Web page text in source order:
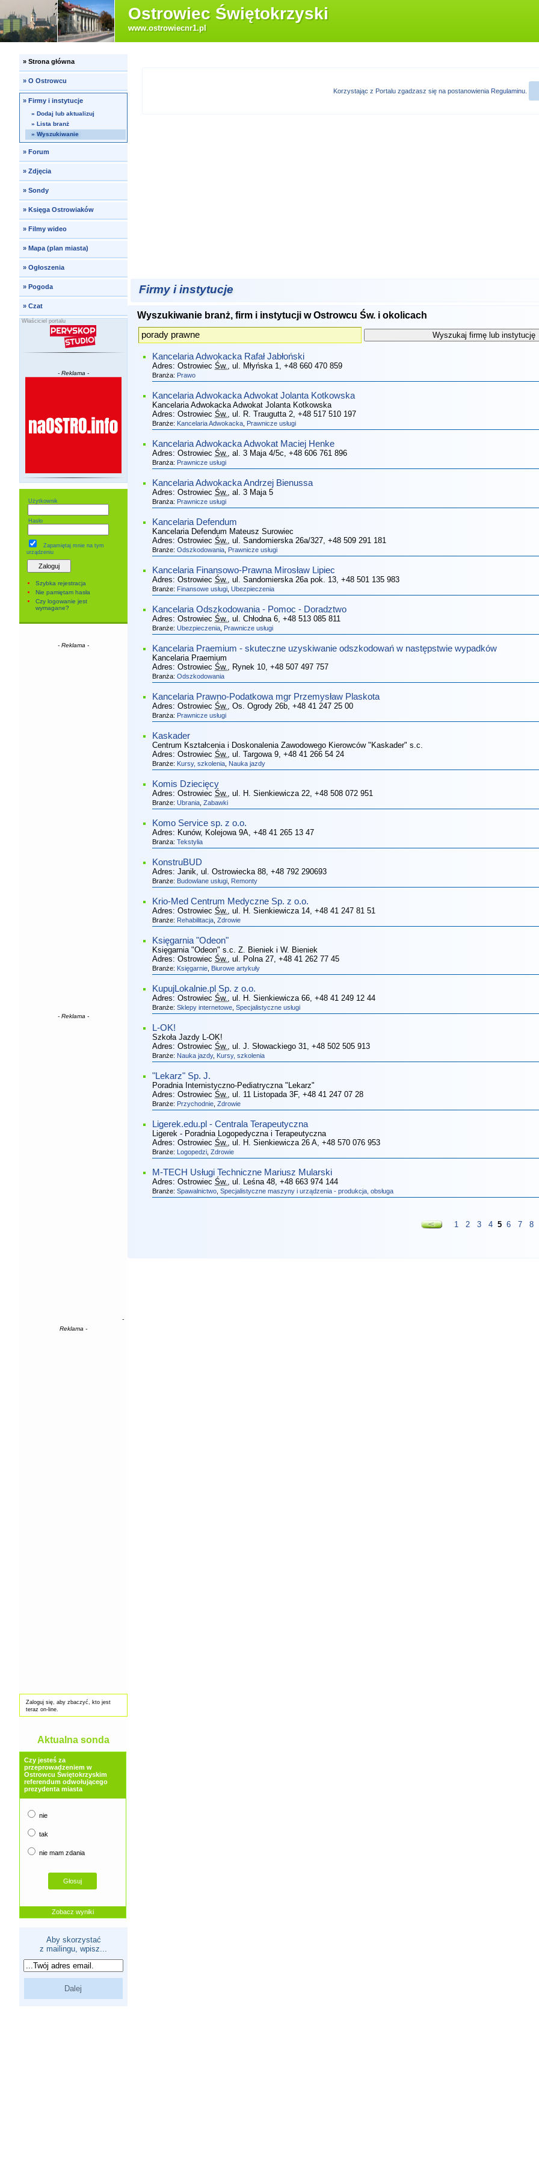
Ostrowiec Świętokrzyski
www.ostrowiecnr1.pl
» Strona główna
» O Ostrowcu
»Firmy i instytucje
» Dodaj lub aktualizuj
» Lista branż
» Wyszukiwanie
» Forum
» Zdjęcia
» Sondy
» Księga Ostrowiaków
» Filmy wideo
» Mapa (plan miasta)
» Ogłoszenia
» Pogoda
» Czat
Właściciel portalu
- Reklama -
Użytkownik
Hasło
Zapamiętaj mniena tym
urządzeniu
Szybka rejestracja
Nie pamiętam hasła
Czy logowanie jest
wymagane?
- Reklama -
- Reklama -
-
Reklama -
Zaloguj się, aby zbaczyć, kto jest
teraz on-line.
Aktualna sonda
Czy jesteś za
przeprowadzeniem w
Ostrowcu Świętokrzyskim
referendum odwołującego
prezydenta miasta
nie
tak
nie mam zdania
Zobacz wyniki
Aby skorzystać
z mailingu, wpisz...
Korzystając z Portalu zgadzasz się na postanowienia Regulaminu
Firmy i instytucje
Wyszukiwanie branż, firm i instytucji w Ostrowcu Św. i okolicach
Kancelaria Adwokacka Rafał Jabłoński
Adres: Ostrowiec Św., ul. Młyńska 1, +48 660 470 859
Branża: Prawo
Kancelaria Adwokacka Adwokat Jolanta Kotkowska
Kancelaria Adwokacka Adwokat Jolanta Kotkowska
Adres: Ostrowiec Św., ul. R. Traugutta 2, +48 517 510 197
Branże: Kancelaria Adwokacka Prawnicze usługi
Kancelaria Adwokacka Adwokat Maciej Henke
Adres: Ostrowiec Św., al. 3 Maja 4/5c, +48 606 761 896
Branża: Prawnicze usługi
Kancelaria Adwokacka Andrzej Bienussa
Adres: Ostrowiec Św., al. 3 Maja 5
Branża: Prawnicze usługi
Kancelaria Defendum
Kancelaria Defendum Mateusz Surowiec
Adres: Ostrowiec Św., ul. Sandomierska 26a/327, +48 509 291 181
Branże: Odszkodowania Prawnicze usługi
Kancelaria Finansowo-Prawna Mirosław Lipiec
Adres: Ostrowiec Św., ul. Sandomierska 26a pok. 13, +48 501 135 983
Branże: Finansowe usługi Ubezpieczenia
Kancelaria Odszkodowania - Pomoc - Doradztwo
Adres: Ostrowiec Św., ul. Chłodna 6, +48 513 085 811
Branże: Ubezpieczenia Prawnicze usługi
Kancelaria Praemium - skuteczne uzyskiwanie odszkodowań w następstwie wypadków
Kancelaria Praemium
Adres: Ostrowiec Św., Rynek 10, +48 507 497 757
Branża: Odszkodowania
Kancelaria Prawno-Podatkowa mgr Przemysław Plaskota
Adres: Ostrowiec Św., Os. Ogrody 26b, +48 41 247 25 00
Branża: Prawnicze usługi
Kaskader
Centrum Kształcenia i Doskonalenia Zawodowego Kierowców "Kaskader" s.c.
Adres: Ostrowiec Św., ul. Targowa 9, +48 41 266 54 24
Branże: Kursy, szkolenia Nauka jazdy
Komis Dziecięcy
Adres: Ostrowiec Św., ul. H. Sienkiewicza 22, +48 508 072 951
Branże: Ubrania Zabawki
Komo Service sp. z o.o.
Adres: Kunów, Kolejowa 9A, +48 41 265 13 47
Branża: Tekstylia
KonstruBUD
Adres: Janik, ul. Ostrowiecka 88, +48 792 290693
Branże: Budowlane usługi Remonty
Krio-Med Centrum Medyczne Sp. z o.o.
Adres: Ostrowiec Św., ul. H. Sienkiewicza 14, +48 41 247 81 51
Branże: Rehabilitacja Zdrowie
Księgarnia "Odeon"
Księgarnia "Odeon" s.c. Z. Bieniek i W. Bieniek
Adres: Ostrowiec Św., ul. Polna 27, +48 41 262 77 45
Branże: Księgarnie Biurowe artykuły
KupujLokalnie.pl Sp. z o.o.
Adres: Ostrowiec Św., ul. H. Sienkiewicza 66, +48 41 249 12 44
Branże: Sklepy internetowe Specjalistyczne usługi
L-OK!
Szkoła Jazdy L-OK!
Adres: Ostrowiec Św., ul. J. Słowackiego 31, +48 502 505 913
Branże: Nauka jazdy, Kursy, szkolenia
"Lekarz" Sp. J.
Poradnia Internistyczno-Pediatryczna "Lekarz"
Adres: Ostrowiec Św., ul. 11 Listopada 3F, +48 41 247 07 28
Branże: Przychodnie Zdrowie
Ligerek.edu.pl - Centrala Terapeutyczna
Ligerek - Poradnia Logopedyczna i Terapeutyczna
Adres: Ostrowiec Św., ul. H. Sienkiewicza 26 A, +48 570 076 953
Branże: Logopedzi Zdrowie
M-TECH Usługi Techniczne Mariusz Mularski
Adres: Ostrowiec Św., ul. Leśna 48, +48 663 974 144
Branże: Spawalnictwo Specjalistyczne maszyny i urządzenia - produkcja, obsługa
1 2 3 4 5 6 7 8